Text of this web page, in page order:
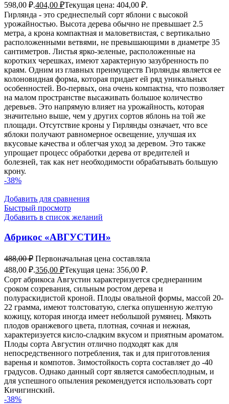
598,00 ₽.404,00 ₽Текущая цена: 404,00 ₽.
Гирлянда - это среднеспелый сорт яблони с высокой
урожайностью. Высота дерева обычно не превышает 2.5
метра, а крона компактная и маловетвистая, с вертикально
расположенными ветвями, не превышающими в диаметре 35
сантиметров. Листья ярко-зеленые, расположенные на
коротких черешках, имеют характерную зазубренность по
краям. Одним из главных преимуществ Гирлянды является ее
колоновидная форма, которая придает ей ряд уникальных
особенностей. Во-первых, она очень компактна, что позволяет
на малом пространстве высаживать большое количество
деревьев. Это напрямую влияет на урожайность, которая
значительно выше, чем у других сортов яблонь на той же
площади. Отсутствие кроны у Гирлянды означает, что все
яблоки получают равномерное освещение, улучшая их
вкусовые качества и облегчая уход за деревом. Это также
упрощает процесс обработки дерева от вредителей и
болезней, так как нет необходимости обрабатывать большую
крону.
-38%
Добавить для сравнения
Быстрый просмотр
Добавить в список желаний
Абрикос «АВГУСТИН»
488,00₽ Первоначальная цена составляла
488,00 ₽.356,00 ₽Текущая цена: 356,00 ₽.
Сорт абрикоса Августин характеризуется среднеранним
сроком созревания, сильным ростом дерева и
полураскидистой кроной. Плоды овальной формы, массой 20-
22 грамма, имеют толстоватую, слегка опушенную желтую
кожицу, которая иногда имеет небольшой румянец. Мякоть
плодов оранжевого цвета, плотная, сочная и нежная,
характеризуется кисло-сладким вкусом и приятным ароматом.
Плоды сорта Августин отлично подходят как для
непосредственного потребления, так и для приготовления
варенья и компотов. Зимостойкость сорта составляет до -40
градусов. Однако данный сорт является самобесплодным, и
для успешного опыления рекомендуется использовать сорт
Кичигинский.
-38%